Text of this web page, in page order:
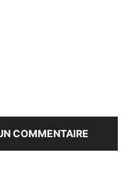
COMMENTAIRE